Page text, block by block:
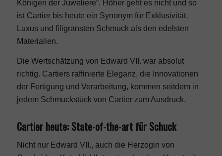
Königen der Juweliere“. Höher geht es nicht und so
ist Cartier bis heute ein Synonym für Exklusivität,
Luxus und filigransten Schmuck als den edelsten
Materialien.
Die Wertschätzung von Edward VII. war absolut
richtig. Cartiers raffinierte Eleganz, die Innovationen
der Fertigung und Verarbeitung, kommen seitdem in
jedem Schmuckstück von Cartier zum Ausdruck.
Cartier heute: State-of-the-art für Schuck
Nicht nur Edward VII., auch die Herzogin von